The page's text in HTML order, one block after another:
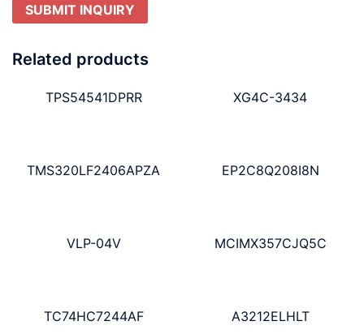
SUBMIT INQUIRY
Related products
TPS54541DPRR XG4C-3434
TMS320LF2406APZA EP2C8Q208I8N
VLP-04V MCIMX357CJQ5C
TC74HC7244AF A3212ELHLT